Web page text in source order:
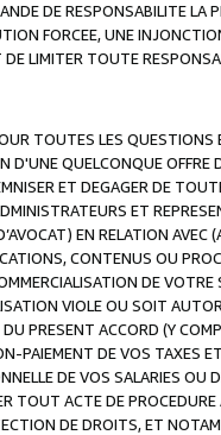
DE RESPONSABILITE LA
FORCEE, UNE
LIMITER TOUTE
TOUTES LES QUESTIONS
QUELCONQUE OFFRE
ET DEGAGER DE
ET
EN RELATION
CONTENUS OU
DE
VIOLE OU SOIT
PRESENT ACCORD (Y
PAIEMENT DE VOS TAXES
DE VOS SALARIES
TOUT ACTE DE
DE DROITS, ET